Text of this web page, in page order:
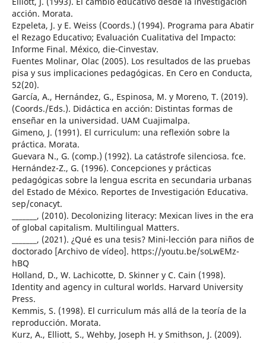
acción. Morata.
Ezpeleta, J. y E. Weiss (Coords.) (1994). Programa para Abatir
el Rezago Educativo; Evaluación Cualitativa del Impacto:
Informe Final. México, die-Cinvestav.
Fuentes Molinar, Olac (2005). Los resultados de las pruebas
pisa y sus implicaciones pedagógicas. En Cero en Conducta,
52(20).
García, A., Hernández, G., Espinosa, M. y Moreno, T. (2019).
(Coords./Eds.). Didáctica en acción: Distintas formas de
enseñar en la universidad. UAM Cuajimalpa.
Gimeno, J. (1991). El curriculum: una reflexión sobre la
práctica. Morata.
Guevara N., G. (comp.) (1992). La catástrofe silenciosa. fce.
Hernández-Z., G. (1996). Concepciones y prácticas
pedagógicas sobre la lengua escrita en secundaria urbanas
del Estado de México. Reportes de Investigación Educativa.
sep/conacyt.
_______, (2010). Decolonizing literacy: Mexican lives in the era
of global capitalism. Multilingual Matters.
_______, (2021). ¿Qué es una tesis? Mini-lección para niños de
doctorado [Archivo de vídeo]. https://youtu.be/soLwEMz-
hBQ
Holland, D., W. Lachicotte, D. Skinner y C. Cain (1998).
Identity and agency in cultural worlds. Harvard University
Press.
Kemmis, S. (1998). El curriculum más allá de la teoría de la
reproducción. Morata.
Kurz, A., Elliott, S., Wehby, Joseph H. y Smithson, J. (2009).